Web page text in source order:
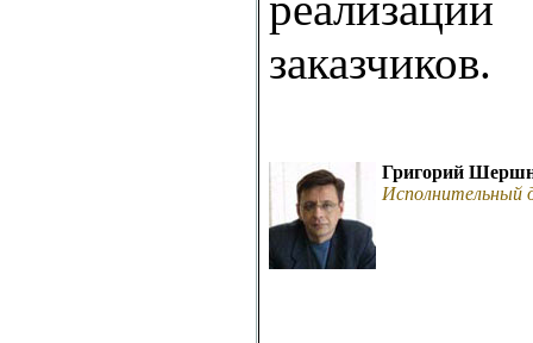
заказчиков.
Григорий
Исполнительный